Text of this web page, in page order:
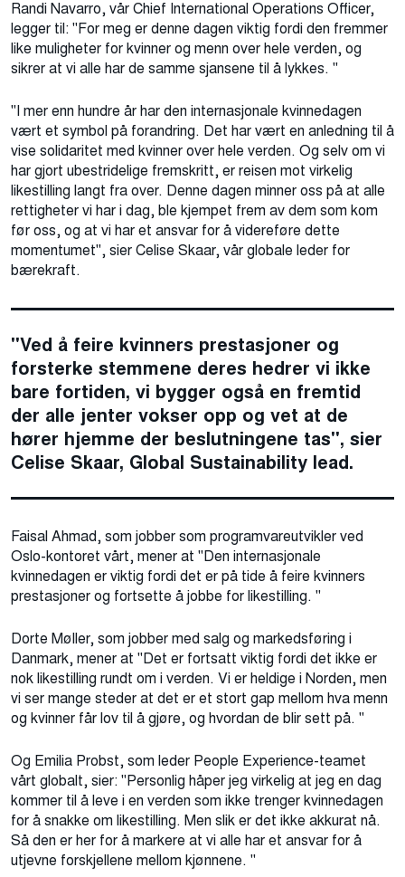
Randi Navarro, vår Chief International Operations Officer,
legger til: "For meg er denne dagen viktig fordi den fremmer
like muligheter for kvinner og menn over hele verden, og
sikrer at vi alle har de samme sjansene til å lykkes. "
"I mer enn hundre år har den internasjonale kvinnedagen
vært et symbol på forandring. Det har vært en anledning til å
vise solidaritet med kvinner over hele verden. Og selv om vi
har gjort ubestridelige fremskritt, er reisen mot virkelig
likestilling langt fra over. Denne dagen minner oss på at alle
rettigheter vi har i dag, ble kjempet frem av dem som kom
før oss, og at vi har et ansvar for å videreføre dette
momentumet", sier Celise Skaar, vår globale leder for
bærekraft.
"Ved å feire kvinners prestasjoner og
forsterke stemmene deres hedrer vi ikke
bare fortiden, vi bygger også en fremtid
der alle jenter vokser opp og vet at de
hører hjemme der beslutningene tas", sier
Celise Skaar, Global Sustainability lead.
Faisal Ahmad, som jobber som programvareutvikler ved
Oslo-kontoret vårt, mener at "Den internasjonale
kvinnedagen er viktig fordi det er på tide å feire kvinners
prestasjoner og fortsette å jobbe for likestilling. "
Dorte Møller, som jobber med salg og markedsføring i
Danmark, mener at "Det er fortsatt viktig fordi det ikke er
nok likestilling rundt om i verden. Vi er heldige i Norden, men
vi ser mange steder at det er et stort gap mellom hva menn
og kvinner får lov til å gjøre, og hvordan de blir sett på. "
Og Emilia Probst, som leder People Experience-teamet
vårt globalt, sier: "Personlig håper jeg virkelig at jeg en dag
kommer til å leve i en verden som ikke trenger kvinnedagen
for å snakke om likestilling. Men slik er det ikke akkurat nå.
Såden er her for å markere at vi alle har et ansvar for å
utjevne forskjellene mellom kjønnene. "